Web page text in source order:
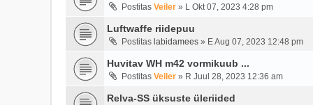
Postitas Veiler » L Okt 07, 2023 4:28 pm
Luftwaffe riidepuu
Postitas labidamees » E Aug 07, 2023 12:48 pm
Huvitav WH m42 vormikuub ...
Postitas Veiler » R Juul 28, 2023 12:36 am
Relva-SS üksuste üleriided